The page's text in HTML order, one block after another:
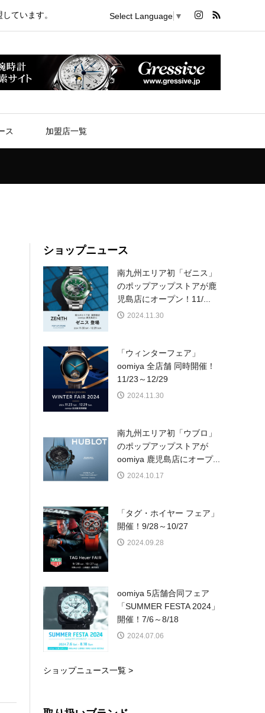
ています。 Select Language ▼
ス 加盟店一覧
ショップニュース
南九州エリア初「ゼニス」
のポップアップストアが鹿
児島店にオープン！11/...
2024.11.30
「ウィンターフェア」
oomiya 全店舗 同時開催！
11/23～12/29
2024.11.30
南九州エリア初「ウブロ」
のポップアップストアが
oomiya 鹿児島店にオープ...
2024.10.17
「タグ・ホイヤー フェア」
開催！9/28～10/27
2024.09.28
oomiya 5店舗合同フェア
「SUMMER FESTA 2024」
開催！7/6～8/18
2024.07.06
ショップニュース一覧 >